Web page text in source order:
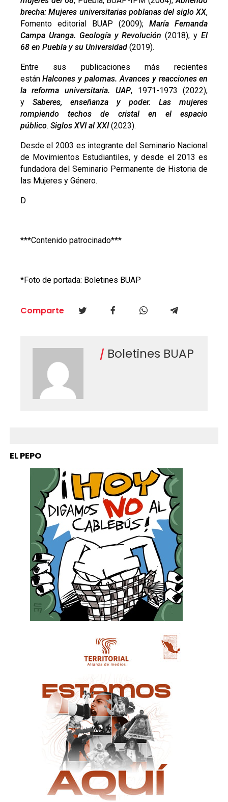
brecha: Mujeres universitarias poblanas del siglo XX,
Fomento editorial BUAP (2009);María Fernanda
Campa Uranga. Geología y Revolución (2018); yEl
68 en Puebla y su Universidad(2019).
Entre sus publicaciones más recientes
estánHalcones y palomas. Avances y reacciones en
la reforma universitaria. UAP, 1971-1973 (2022);
y Saberes, enseñanza y poder. Las mujeres
rompiendo techos de cristal en el espacio
público. Siglos XVI al XXI(2023).
Desde el 2003 es integrante del Seminario Nacional
de Movimientos Estudiantiles, y desde el 2013 es
fundadora del Seminario Permanente de Historia de
las Mujeres y Género.
D
***Contenido patrocinado***
*Foto de portada: Boletines BUAP
Comparte
Boletines BUAP
EL PEPO